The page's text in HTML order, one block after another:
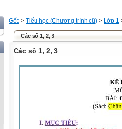
Gốc > Tiểu học (Chương trình cũ) > Lớp 1
Các số 1, 2, 3
Các số 1, 2, 3